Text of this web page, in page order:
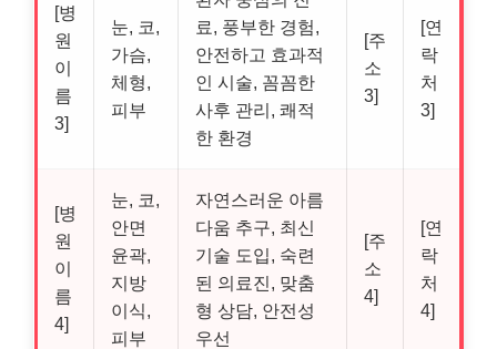
[병
원
이
름
3]
눈, 코,
가슴,
체형,
피부
료, 풍부한 경험,
안전하고 효과적
인 시술, 꼼꼼한
사후 관리, 쾌적
한 환경
[주
소
3]
[연
락
처
3]
[병
원
이
름
4]
눈, 코,
안면
윤곽,
지방
이식,
피부
자연스러운 아름
다움 추구, 최신
기술 도입, 숙련
된 의료진, 맞춤
형 상담, 안전성
우선
[주
소
4]
[연
락
처
4]